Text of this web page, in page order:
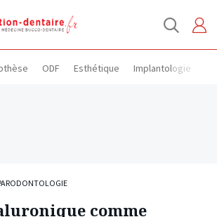
ODF Esthétique Implantologie
comme